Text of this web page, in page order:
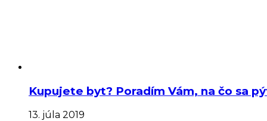
Kupujete byt? Poradím Vám, na čo sa
13. júla 2019